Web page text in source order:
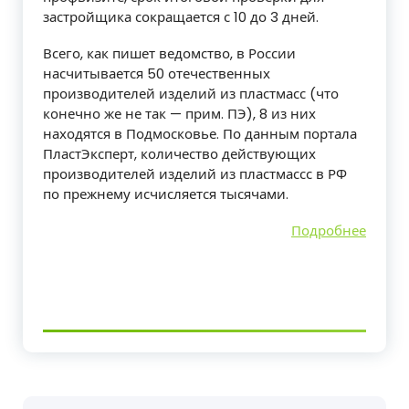
застройщика сокращается с 10 до 3 дней.
Всего, как пишет ведомство, в России
насчитывается 50 отечественных
производителей изделий из пластмасс (что
конечно же не так — прим. ПЭ), 8 из них
находятся в Подмосковье. По данным портала
ПластЭксперт, количество действующих
производителей изделий из пластмассс в РФ
по прежнему исчисляется тысячами.
Подробнее